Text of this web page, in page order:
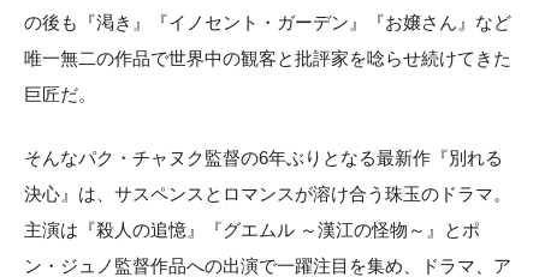
の後も『渇き』『イノセント・ガーデン』『お嬢さん』など
唯一無二の作品で世界中の観客と批評家を唸らせ続けてきた
巨匠だ。
そんなパク・チャヌク監督の6年ぶりとなる最新作『別れる
決心』は、サスペンスとロマンスが溶け合う珠玉のドラマ。
主演は『殺人の追憶』『グエムル ～漢江の怪物～』とポ
ン・ジュノ監督作品への出演で一躍注目を集め、ドラマ、ア